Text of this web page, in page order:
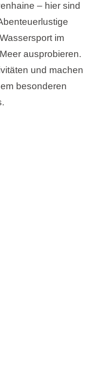
– hier sind
im
ausprobieren.
und machen
besonderen